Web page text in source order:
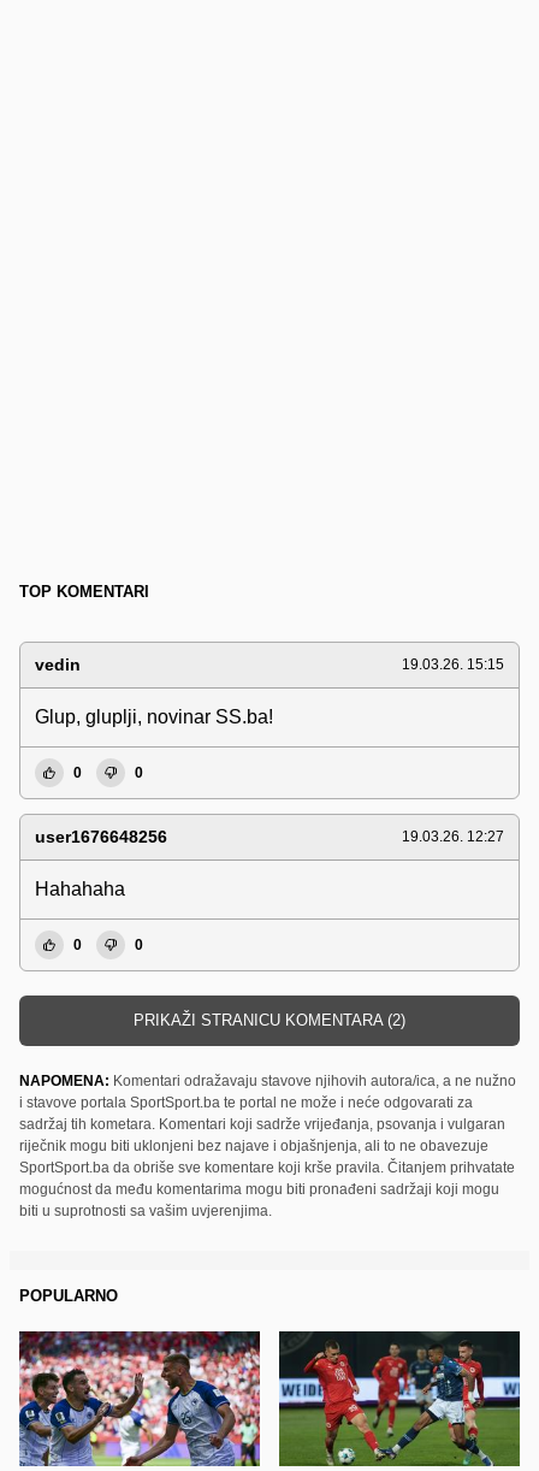
TOP KOMENTARI
vedin 19.03.26. 15:15
Glup, gluplji, novinar SS.ba!
0 0
user1676648256 19.03.26. 12:27
Hahahaha
0 0
PRIKAŽI STRANICU KOMENTARA (2)
NAPOMENA: Komentari odražavaju stavove njihovih autora/ica, a ne nužno
i stavove portala SportSport.ba te portal ne može i neće odgovarati za
sadržaj tih kometara. Komentari koji sadrže vrijeđanja, psovanja i vulgaran
riječnik mogu biti uklonjeni bez najave i objašnjenja, ali to ne obavezuje
SportSport.ba da obriše sve komentare koji krše pravila. Čitanjem prihvatate
mogućnost da među komentarima mogu biti pronađeni sadržaji koji mogu
biti u suprotnosti sa vašim uvjerenjima.
POPULARNO